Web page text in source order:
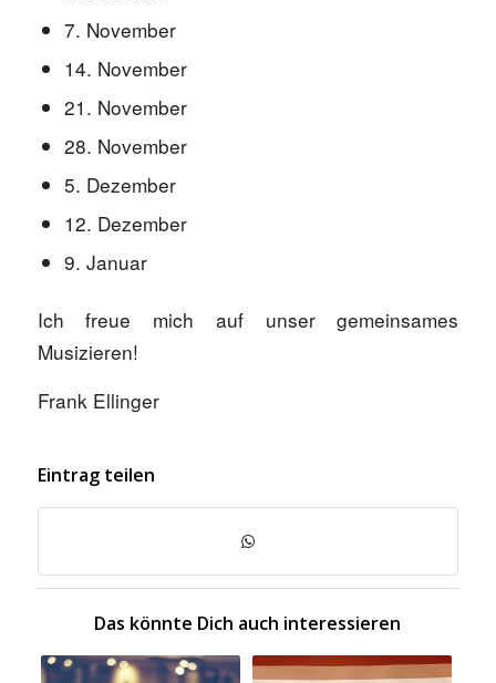
7. November
14. November
21. November
28. November
5. Dezember
12. Dezember
9. Januar
Ich freue mich auf unser gemeinsames
Musizieren!
Frank Ellinger
Eintrag teilen
Das könnte Dich auch interessieren